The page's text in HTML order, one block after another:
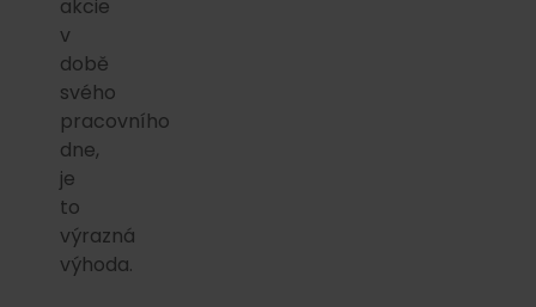
akcie
v
době
svého
pracovního
dne,
je
to
výrazná
výhoda.